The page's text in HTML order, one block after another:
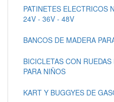
PATINETES ELECTRICOS
24V - 36V - 48V
BANCOS DE MADERA
BICICLETAS CON
PARA NIÑOS
KART Y BUGGYES DE